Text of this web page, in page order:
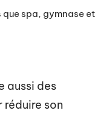
spa, gymnase et
aussi des
son